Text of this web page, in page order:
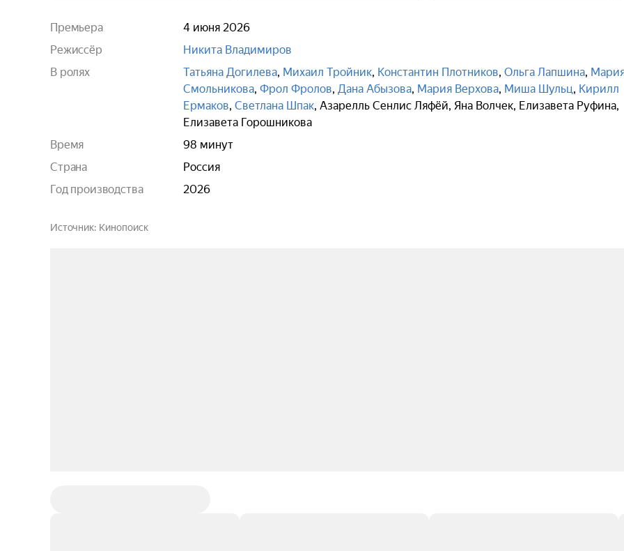
Премьера
4 июня 2026
Режиссёр
Никита Владимиров
В ролях
Татьяна Догилева, Михаил Тройник, Константин Плотников, Ольга Лапшина,
Смольникова, Фрол Фролов, Дана Абызова, Мария Верхова, Миша Шульц, Кирилл
Ермаков, Светлана Шпак, Азарелль Сенлис Ляфёй, Яна Волчек, Елизавета Руфина,
Елизавета Горошникова
Время
98 минут
Страна
Россия
Год производства
2026
Источник Кинопоиск